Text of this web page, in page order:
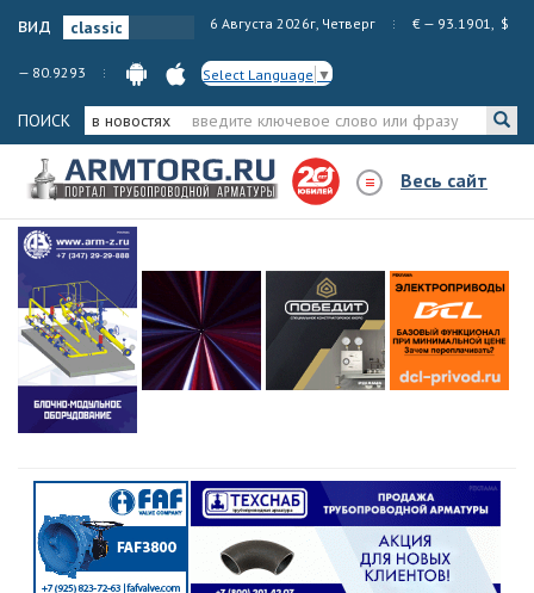
вид 6 Августа 2026г, Четверг € — 93.1901, $
— 80.9293 Select Language ▼
ПОИСК в новостях
Весь сайт